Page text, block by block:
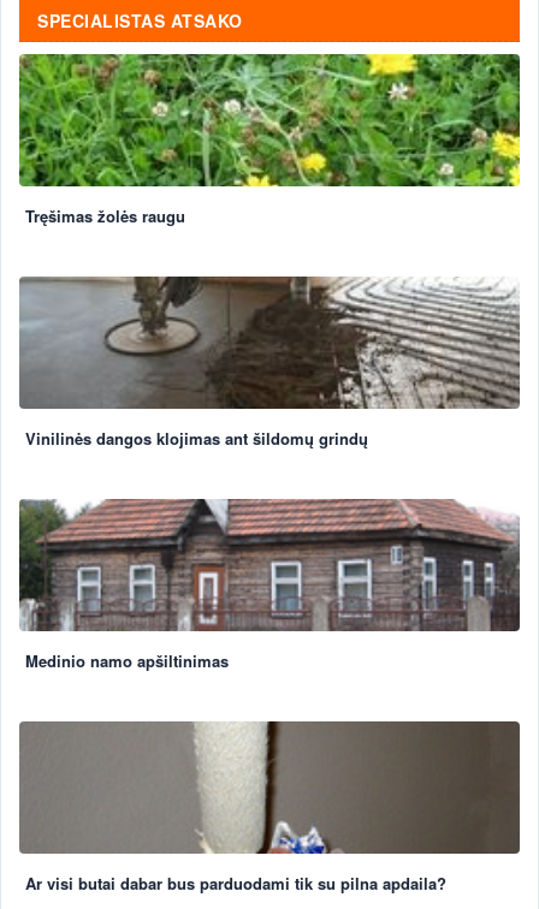
SPECIALISTAS ATSAKO
Tręšimas žolės raugu
Vinilinės dangos klojimas ant šildomų grindų
Medinio namo apšiltinimas
Ar visi butai dabar bus parduodami tik su pilna apdaila?